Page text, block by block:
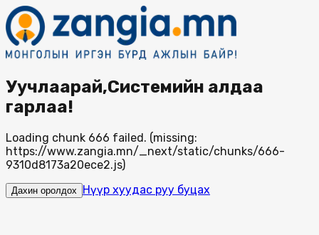
Уучлаарай,Системийн алдаа
гарлаа!
Loading chunk 666 failed. (missing:
https://www.zangia.mn/_next/static/chunks/666-
9310d8173a20ece2.js)
Дахин оролдох Нүүр хуудас руу буцах